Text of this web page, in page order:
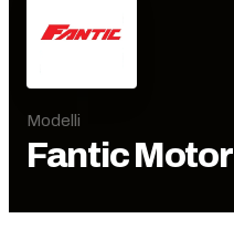
Modelli
Fantic Motor